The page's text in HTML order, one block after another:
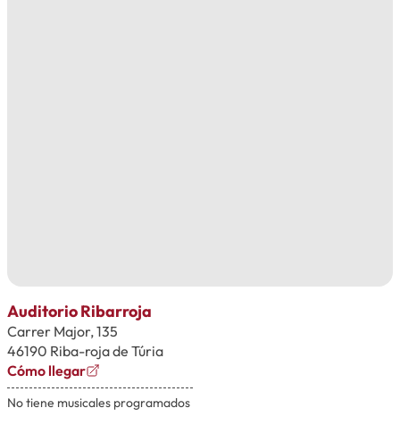
Auditorio Ribarroja
Carrer Major, 135
46190 Riba-roja de Túria
Cómo llegar
No tiene musicales programados